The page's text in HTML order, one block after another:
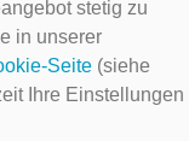
stetig zu
in unserer
Seite (siehe
Ihre Einstellungen